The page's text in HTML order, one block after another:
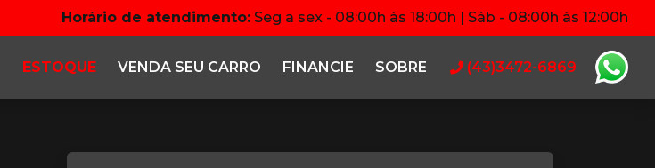
Horário de atendimento: Seg a sex - 08:00h às 18:00h | Sáb - 08:00h às 12:00h
ESTOQUE VENDA SEU CARRO FINANCIE SOBRE (43)3472-6869